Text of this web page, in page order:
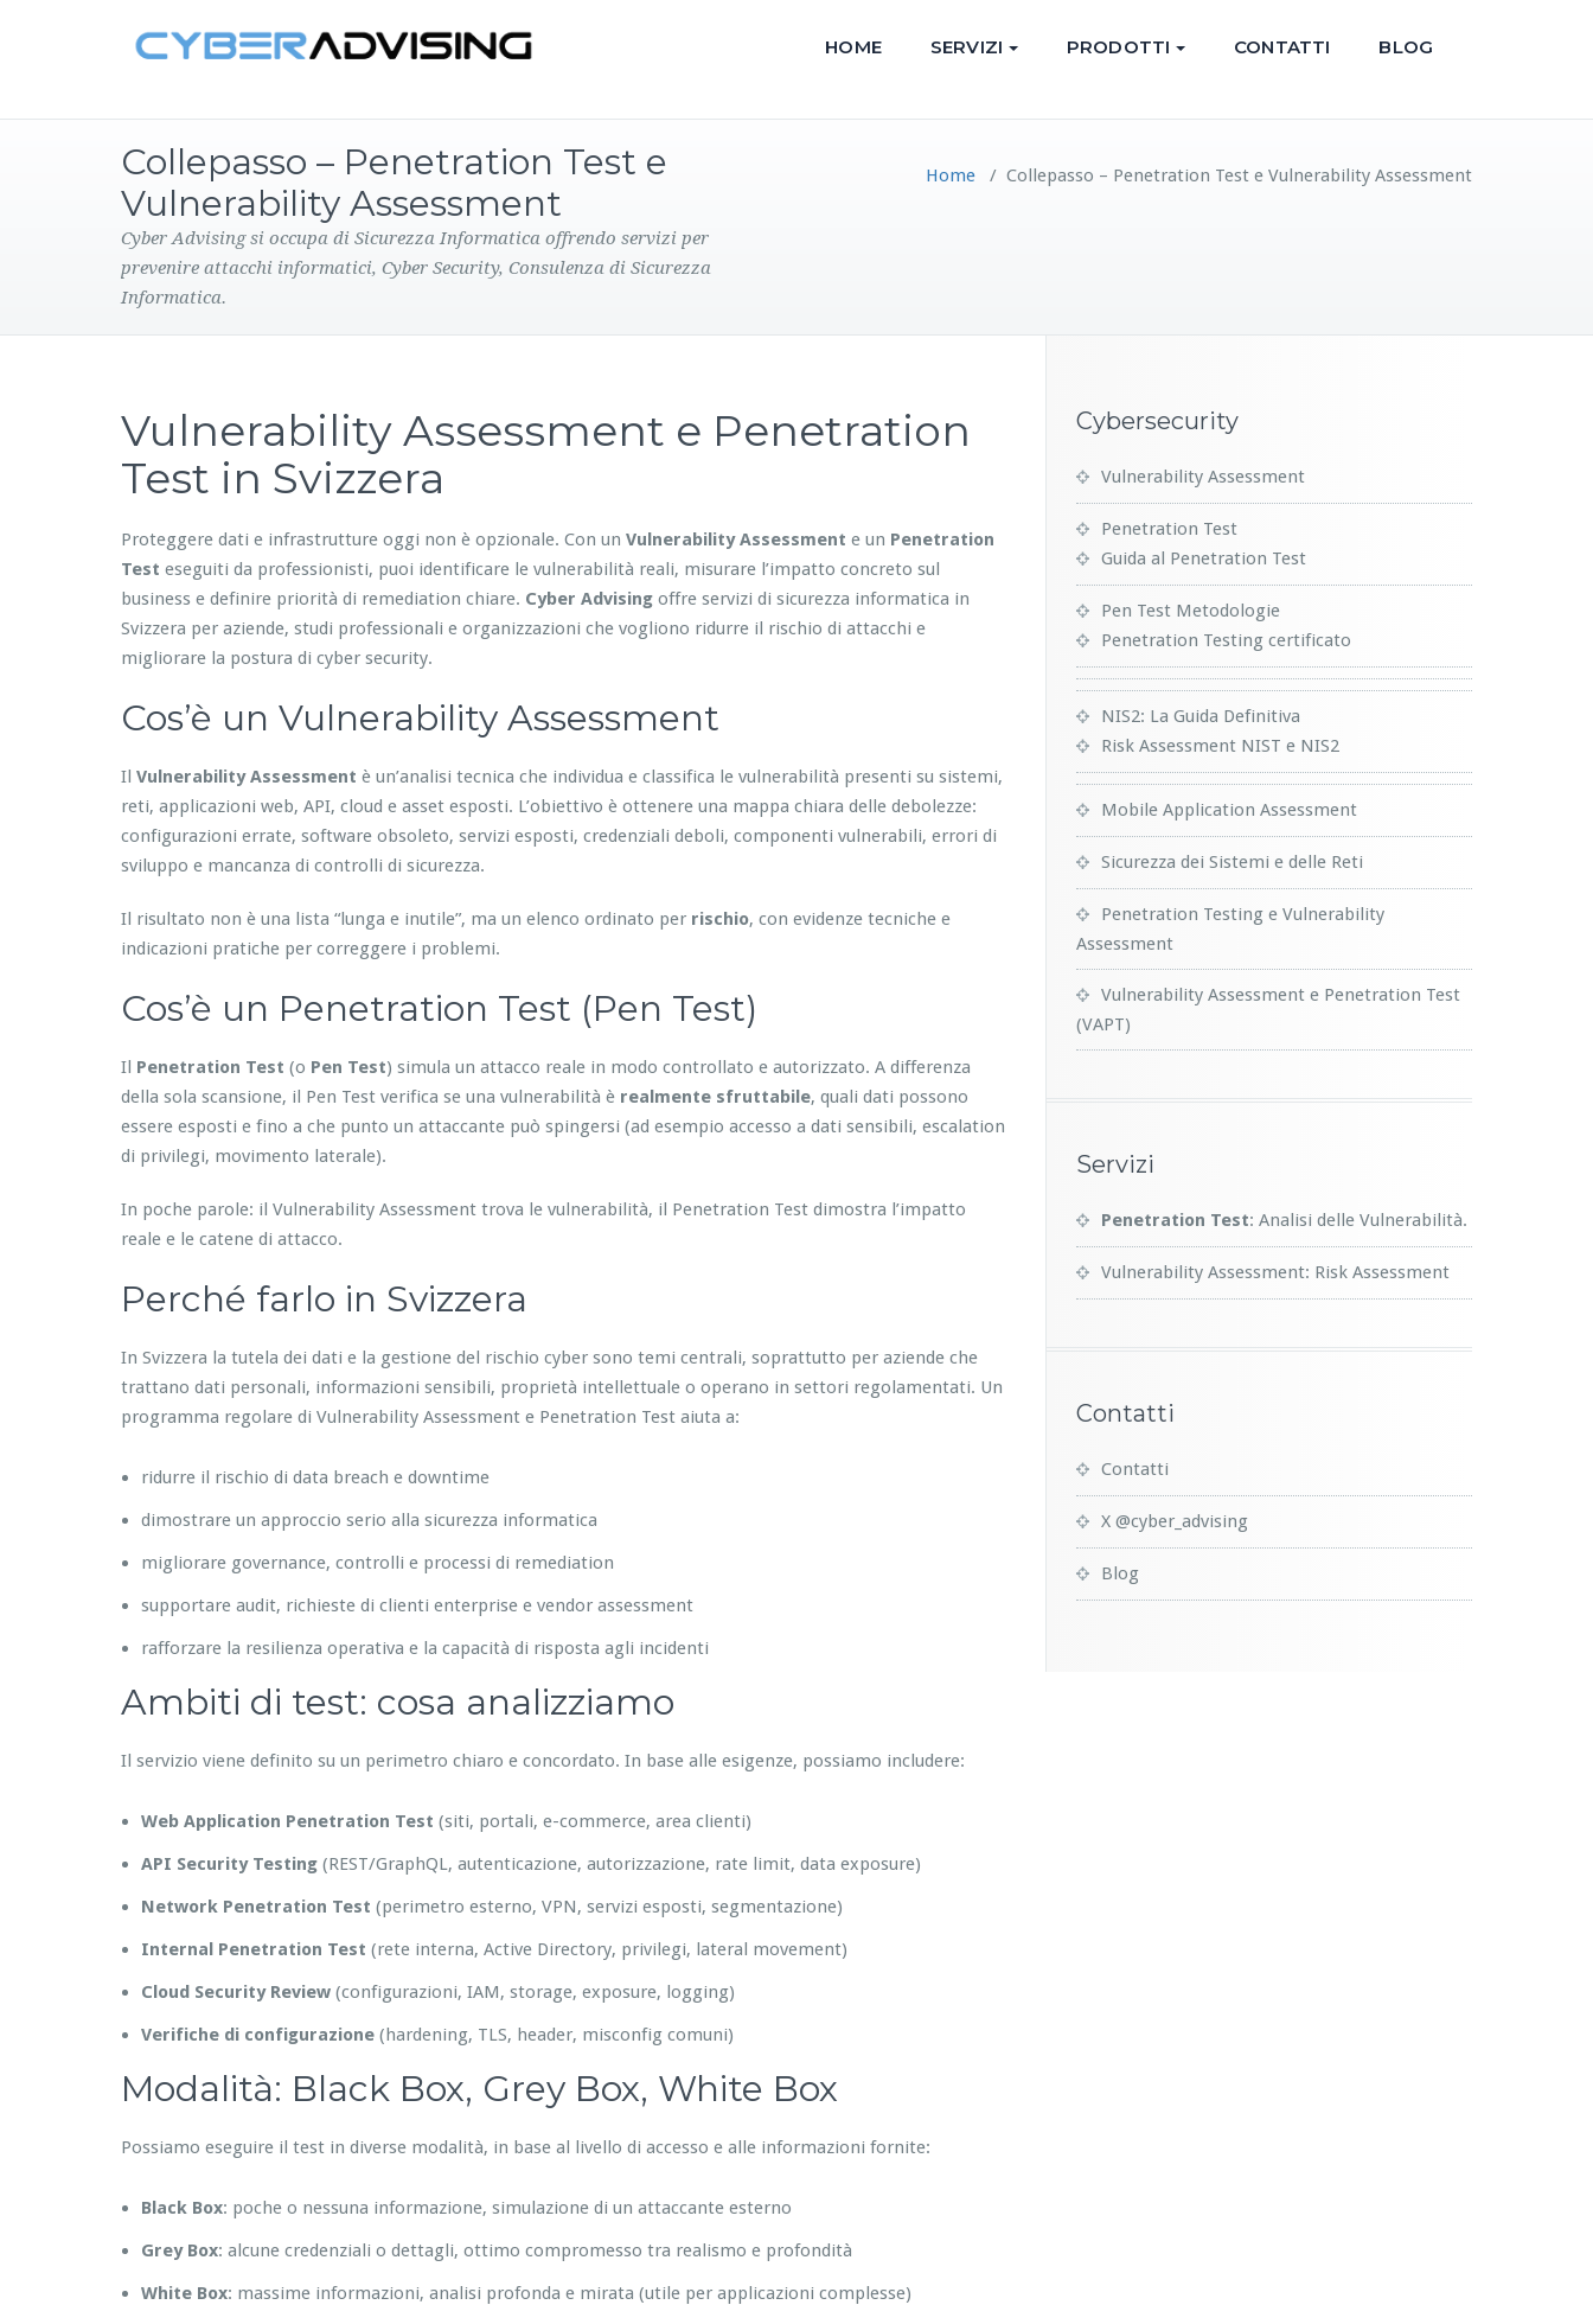
HOME SERVIZI PRODOTTI CONTATTI BLOG
Collepasso – Penetration Test e
Vulnerability Assessment
Cyber Advising si occupa di Sicurezza Informatica offrendo servizi per
prevenire attacchi informatici, Cyber Security, Consulenza di Sicurezza
Informatica.
Home / Collepasso – Penetration Test e Vulnerability Assessment
Vulnerability Assessment e Penetration
Test in Svizzera
Proteggere dati e infrastrutture oggi non è opzionale. Con un Vulnerability Assessment e un Penetration
Test eseguiti da professionisti, puoi identificare le vulnerabilità reali, misurare l’impatto concreto sul
business e definire priorità di remediation chiare. Cyber Advising offre servizi di sicurezza informatica in
Svizzera per aziende, studi professionali e organizzazioni che vogliono ridurre il rischio di attacchi e
migliorare la postura di cyber security.
Cos’è un Vulnerability Assessment
Il Vulnerability Assessment è un’analisi tecnica che individua e classifica le vulnerabilità presenti su sistemi,
reti, applicazioni web, API, cloud e asset esposti. L’obiettivo è ottenere una mappa chiara delle debolezze:
configurazioni errate, software obsoleto, servizi esposti, credenziali deboli, componenti vulnerabili, errori di
sviluppo e mancanza di controlli di sicurezza.
Il risultato non è una lista “lunga e inutile”, ma un elenco ordinato per rischio, con evidenze tecniche e
indicazioni pratiche per correggere i problemi.
Cos’è un Penetration Test (Pen Test)
Il Penetration Test (o Pen Test) simula un attacco reale in modo controllato e autorizzato. A differenza
della sola scansione, il Pen Test verifica se una vulnerabilità è realmente sfruttabile, quali dati possono
essere esposti e fino a che punto un attaccante può spingersi (ad esempio accesso a dati sensibili, escalation
di privilegi, movimento laterale).
In poche parole: il Vulnerability Assessment trova le vulnerabilità, il Penetration Test dimostra l’impatto
reale e le catene di attacco.
Perché farlo in Svizzera
In Svizzera la tutela dei dati e la gestione del rischio cyber sono temi centrali, soprattutto per aziende che
trattano dati personali, informazioni sensibili, proprietà intellettuale o operano in settori regolamentati. Un
programma regolare di Vulnerability Assessment e Penetration Test aiuta a:
ridurre il rischio di data breach e downtime
dimostrare un approccio serio alla sicurezza informatica
migliorare governance, controlli e processi di remediation
supportare audit, richieste di clienti enterprise e vendor assessment
rafforzare la resilienza operativa e la capacità di risposta agli incidenti
Ambiti di test: cosa analizziamo
Il servizio viene definito su un perimetro chiaro e concordato. In base alle esigenze, possiamo includere:
Web Application Penetration Test (siti, portali, e-commerce, area clienti)
API Security Testing (REST/GraphQL, autenticazione, autorizzazione, rate limit, data exposure)
Network Penetration Test (perimetro esterno, VPN, servizi esposti, segmentazione)
Internal Penetration Test (rete interna, Active Directory, privilegi, lateral movement)
Cloud Security Review (configurazioni, IAM, storage, exposure, logging)
Verifiche di configurazione (hardening, TLS, header, misconfig comuni)
Modalità: Black Box, Grey Box, White Box
Possiamo eseguire il test in diverse modalità, in base al livello di accesso e alle informazioni fornite:
Black Box: poche o nessuna informazione, simulazione di un attaccante esterno
Grey Box: alcune credenziali o dettagli, ottimo compromesso tra realismo e profondità
White Box: massime informazioni, analisi profonda e mirata (utile per applicazioni complesse)
Cybersecurity
Vulnerability Assessment
Penetration Test
Guida al Penetration Test
Pen Test Metodologie
Penetration Testing certificato
NIS2: La Guida Definitiva
Risk Assessment NIST e NIS2
Mobile Application Assessment
Sicurezza dei Sistemi e delle Reti
Penetration Testing e Vulnerability
Assessment
Vulnerability Assessment e Penetration Test
(VAPT)
Servizi
Penetration Test: Analisi delle Vulnerabilità.
Vulnerability Assessment: Risk Assessment
Contatti
Contatti
X @cyber_advising
Blog